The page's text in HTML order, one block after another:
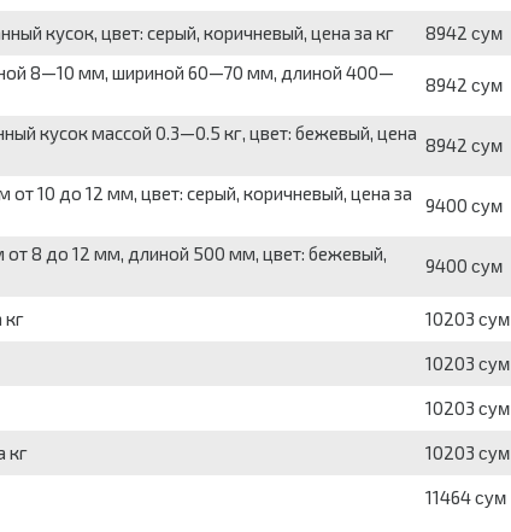
кусок, цвет: серый, коричневый, цена за кг 8942 сум
8—10 мм, шириной 60—70 мм, длиной 400—
8942 сум
кусок массой 0.3—0.5 кг, цвет: бежевый, цена
8942 сум
10 до 12 мм, цвет: серый, коричневый, цена за
9400 сум
8 до 12 мм, длиной 500 мм, цвет: бежевый,
9400 сум
кг 10203 сум
10203 сум
10203 сум
кг 10203 сум
11464 сум